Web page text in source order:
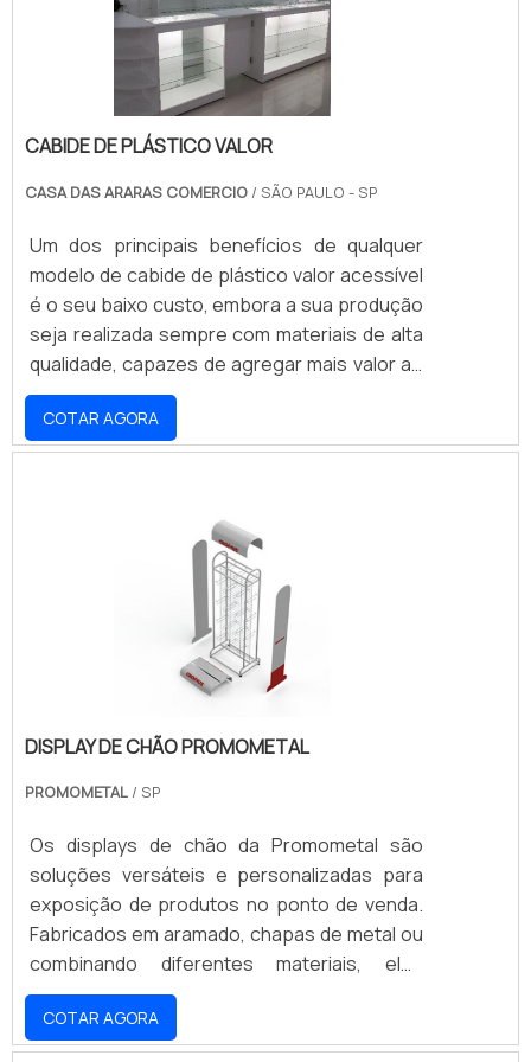
mini porta paletes e porta paletes
convencional, entre diversos outros
CABIDE DE PLÁSTICO VALOR
CASA DAS ARARAS COMERCIO / SÃO PAULO - SP
Um dos principais benefícios de qualquer
modelo de cabide de plástico valor acessível
é o seu baixo custo, embora a sua produção
seja realizada sempre com materiais de alta
qualidade, capazes de agregar mais valor ao
produto.Com a fabricação de versões para
todos os tipos de necessidade, desde peças
para roupas mais comuns, como calças e
comercializados em valores diferentes
devido a uma série de fatores, todos rela.
COTAR AGORA
DISPLAY DE CHÃO PROMOMETAL
PROMOMETAL / SP
Os displays de chão da Promometal são
soluções versáteis e personalizadas para
exposição de produtos no ponto de venda.
Fabricados em aramado, chapas de metal ou
combinando diferentes materiais, eles
garantem durabilidade, organização e
impacto visual. Desenvolvemos cada display
sob medida, seguindo a identidade da sua
COTAR AGORA